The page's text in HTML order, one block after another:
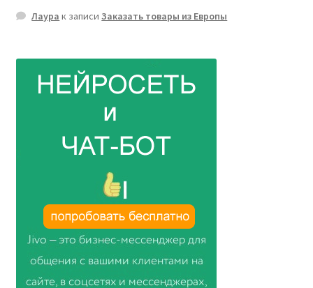
Лаура к записиЗаказать товары из Европы